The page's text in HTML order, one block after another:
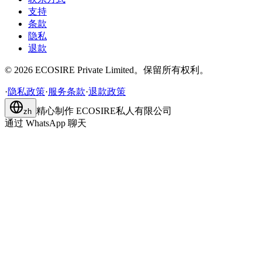
支持
条款
隐私
退款
© 2026 ECOSIRE Private Limited。保留所有权利。
·隐私政策·服务条款·退款政策
zh 精心制作 ECOSIRE私人有限公司
通过 WhatsApp 聊天